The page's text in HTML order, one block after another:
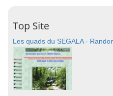
Top Site
Les quads du SEGALA -